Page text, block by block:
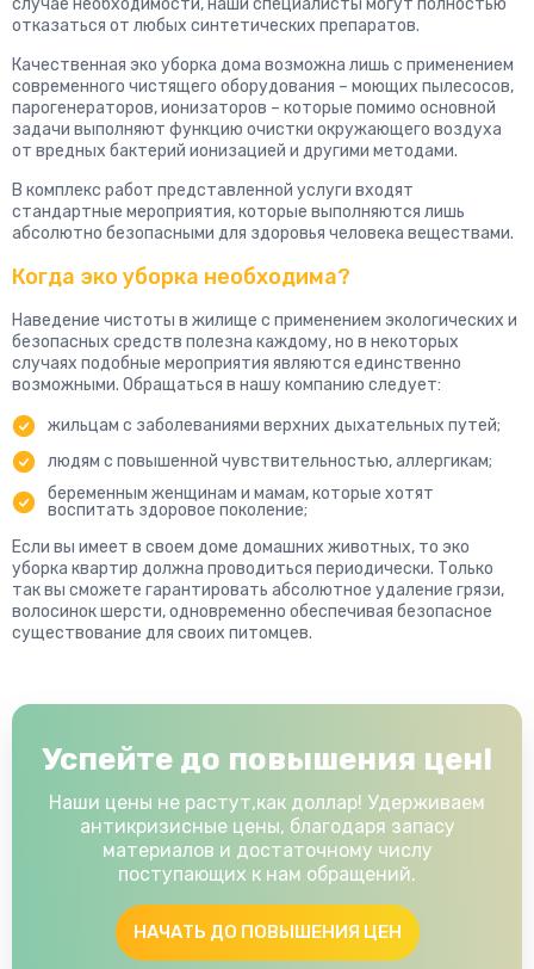
случае необходимости, наши специалисты могут полностью
отказаться от любых синтетических препаратов.
Качественная эко уборка дома возможна лишь с применением
современного чистящего оборудования – моющих пылесосов,
парогенераторов, ионизаторов – которые помимо основной
задачи выполняют функцию очистки окружающего воздуха
от вредных бактерий ионизацией и другими методами.
В комплекс работ представленной услуги входят
стандартные мероприятия, которые выполняются лишь
абсолютно безопасными для здоровья человека веществами.
Когда эко уборка необходима?
Наведение чистоты в жилище с применением экологических и
безопасных средств полезна каждому, но в некоторых
случаях подобные мероприятия являются единственно
возможными. Обращаться в нашу компанию следует:
жильцам с заболеваниями верхних дыхательных путей;
людям с повышенной чувствительностью, аллергикам;
беременным женщинам и мамам, которые хотят
воспитать здоровое поколение;
Если вы имеет в своем доме домашних животных, то эко
уборка квартир должна проводиться периодически. Только
так вы сможете гарантировать абсолютное удаление грязи,
волосинок шерсти, одновременно обеспечивая безопасное
существование для своих питомцев.
Успейте до повышения цен!
Наши цены не растут,как доллар! Удерживаем
антикризисные цены, благодаря запасу
материалов и достаточному числу
поступающих к нам обращений.
НАЧАТЬ ДО ПОВЫШЕНИЯ ЦЕН